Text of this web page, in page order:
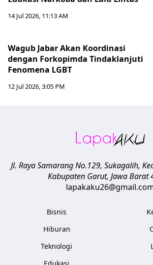
14 Jul 2026, 11:13 AM
Wagub Jabar Akan Koordinasi
dengan Forkopimda Tindaklanjuti
Fenomena LGBT
12 Jul 2026, 3:05 PM
Jl. Raya Samarang No.129, Sukagalih,
Kabupaten Garut, Jawa Barat
Bisnis
Hiburan
Teknologi